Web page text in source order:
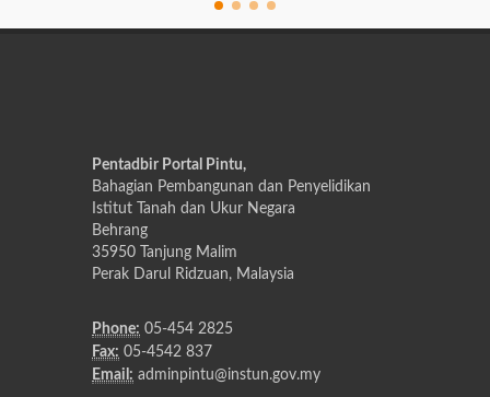
Pentadbir Portal Pintu,
Bahagian Pembangunan dan Penyelidikan
Istitut Tanah dan Ukur Negara
Behrang
35950 Tanjung Malim
Perak Darul Ridzuan, Malaysia
Phone: 05-454 2825
Fax: 05-4542 837
Email: adminpintu@instun.gov.my